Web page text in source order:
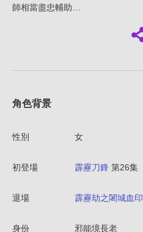
師相當盡忠輔助…
角色背景
性別 女
初登場 霹靂刀鋒 第26集
退場 霹靂劫之闍城血印
身份 邪能境長老